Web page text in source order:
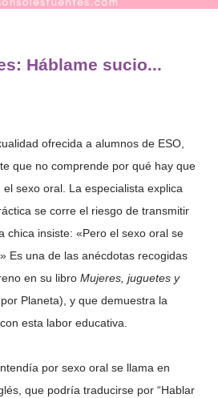
Háblame sucio...
ofrecida a alumnos de ESO,
que no comprende por qué hay que
sexo oral. La especialista explica
se corre el riesgo de transmitir
chica insiste: «Pero el sexo oral se
Es una de las anécdotas recogidas
en su libro Mujeres, juguetes y
Planeta), y que demuestra la
esta labor educativa.
por sexo oral se llama en
que podría traducirse por “Hablar